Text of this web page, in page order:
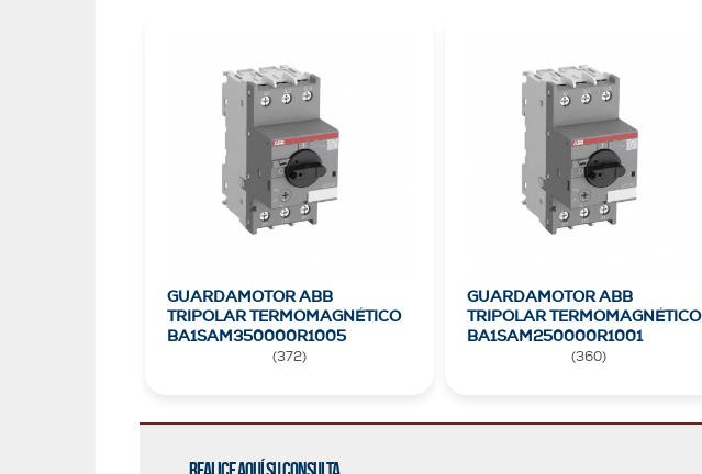
GUARDAMOTOR ABB
TRIPOLAR TERMOMAGNÉTICO
BA1SAM350000R1005
(372)
GUARDAMOTOR ABB
TRIPOLAR TERMOMAGNÉTICO
BA1SAM250000R1001
(360)